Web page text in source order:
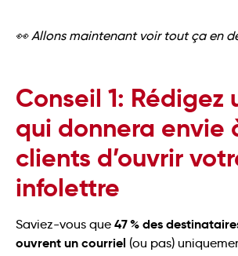
👀 Allons maintenant voir tout ça en
Conseil 1: Rédigez
qui donnera envie
clients d’ouvrir
infolettre
Saviez-vous que 47 % des
ouvrent un courriel (ou pas)